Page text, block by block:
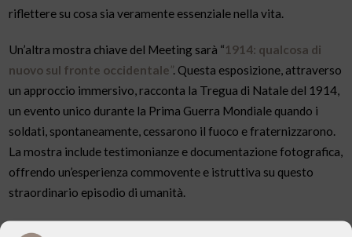
riflettere su cosa sia veramente essenziale nella vita.
Un’altra mostra chiave del Meeting sarà “1914: qualcosa di
nuovo sul fronte occidentale”. Questa esposizione, attraverso
un approccio immersivo, racconta la Tregua di Natale del 1914,
un evento unico durante la Prima Guerra Mondiale quando i
soldati, spontaneamente, cessarono il fuoco e fraternizzarono.
La mostra include testimonianze e documentazione fotografica,
offrendo un’esperienza commovente e istruttiva su questo
straordinario episodio di umanità.
Tra le altre esposizioni più attese troviamo